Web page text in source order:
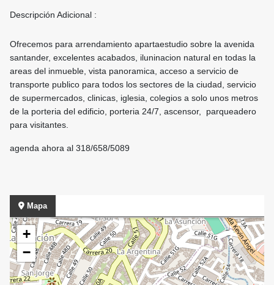
Descripción Adicional :
Ofrecemos para arrendamiento apartaestudio sobre la avenida
santander, excelentes acabados, iluninacion natural en todas la
areas del inmueble, vista panoramica, acceso a servicio de
transporte publico para todos los sectores de la ciudad, servicio
de supermercados, clinicas, iglesia, colegios a solo unos metros
de la porteria del edificio, porteria 24/7, ascensor, parqueadero
para visitantes.
agenda ahora al 318/658/5089
Mapa
+
−